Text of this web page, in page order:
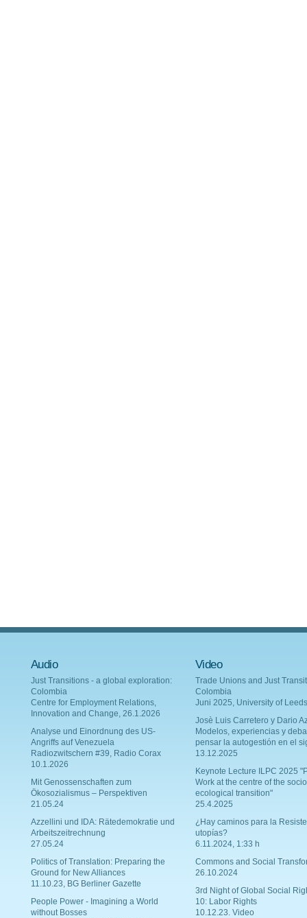
Audio
Just Transitions - a global exploration:
Colombia
Centre for Employment Relations,
Innovation and Change, 26.1.2026
Analyse und Einordnung des US-
Angriffs auf Venezuela
Radiozwitschern #39, Radio Corax
10.1.2026
Mit Genossenschaften zum
Ökosozialismus – Perspektiven
21.05.24
Azzellini und IDA: Rätedemokratie und
Arbeitszeitrechnung
27.05.24
Politics of Translation: Preparing the
Ground for New Alliances
11.10.23, BG Berliner Gazette
People Power - Imagining a World
without Bosses
Video
Trade Unions and Just
Colombia
Juni 2025, University of Leeds
Josè Luis Carretero y Dario
Modelos, experiencias y
pensar la autogestión en el
13.12.2025
Keynote Lecture ILPC 2025
Work at the centre of the
ecological transition"
25.4.2025
¿Hay caminos para la
utopías?
6.11.2024, 1:33 h
Commons and Social
26.10.2024
3rd Night of Global Social
10: Labor Rights
10.12.23. Video